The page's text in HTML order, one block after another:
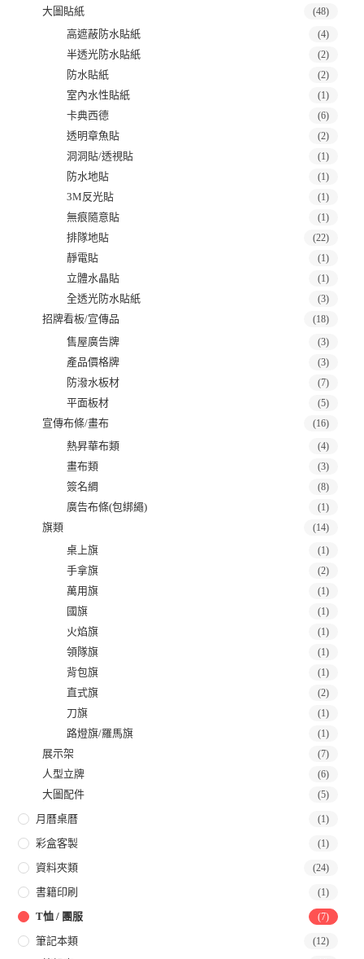
大圖貼紙 (48)
高遮蔽防水貼紙 (4)
半透光防水貼紙 (2)
防水貼紙 (2)
室內水性貼紙 (1)
卡典西德 (6)
透明章魚貼 (2)
洞洞貼/透視貼 (1)
防水地貼 (1)
3M反光貼 (1)
無痕隨意貼 (1)
排隊地貼 (22)
靜電貼 (1)
立體水晶貼 (1)
全透光防水貼紙 (3)
招牌看板/宣傳品 (18)
售屋廣告牌 (3)
產品價格牌 (3)
防潑水板材 (7)
平面板材 (5)
宣傳布條/畫布 (16)
熱昇華布類 (4)
畫布類 (3)
簽名綢 (8)
廣告布條(包綁繩) (1)
旗類 (14)
桌上旗 (1)
手拿旗 (2)
萬用旗 (1)
國旗 (1)
火焰旗 (1)
領隊旗 (1)
背包旗 (1)
直式旗 (2)
刀旗 (1)
路燈旗/羅馬旗 (1)
展示架 (7)
人型立牌 (6)
大圖配件 (5)
月曆桌曆 (1)
彩盒客製 (1)
資料夾類 (24)
書籍印刷 (1)
T恤 / 團服 (7)
筆記本類 (12)